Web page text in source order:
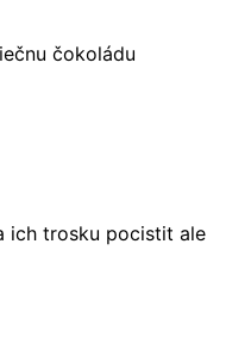
čokoládu
ich trosku pocistit ale